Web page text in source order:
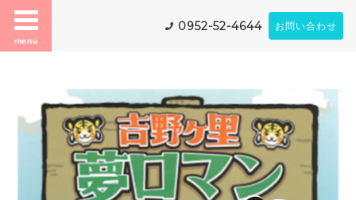
menu
0952-52-4644 お問い合わせ